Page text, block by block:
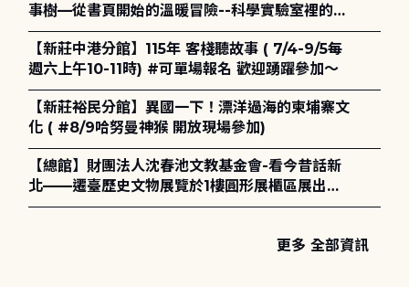
事樹—從書頁開始的溫暖冒險--科學實驗室裡的放
電章魚》
【新莊中港分館】115年 客棧聽故事 ( 7/4-9/5每
週六上午10-11時) #可單場報名 歡迎踴躍參加～
【新莊裕民分館】異國一下！漂洋過海的柬埔寨文
化 ( #8/9哈努曼神猴 開放現場參加)
【總館】財團法人沈春池文教基金會-看今昔話新
北——遷臺歷史文物展覽於1樓圓形展櫃區展出，
歡迎一同觀展！
更多 全部資訊